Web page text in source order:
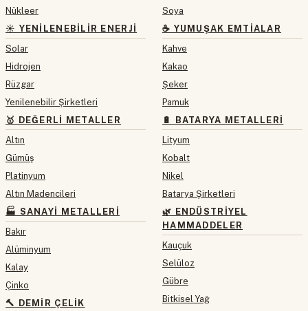
Nükleer
☀️ YENILENEBILIR ENERJI
Solar
Hidrojen
Rüzgar
Yenilenebilir Şirketleri
🥇 DEĞERLI METALLER
Altın
Gümüş
Platinyum
Altın Madencileri
🏭 SANAYI METALLERI
Bakır
Alüminyum
Kalay
Çinko
🔨 DEMIR ÇELIK
Soya
☕ YUMUŞAK EMTIALAR
Kahve
Kakao
Şeker
Pamuk
🔋 BATARYA METALLERI
Lityum
Kobalt
Nikel
Batarya Şirketleri
🌿 ENDÜSTRIYEL
HAMMADDELER
Kauçuk
Selüloz
Gübre
Bitkisel Yağ